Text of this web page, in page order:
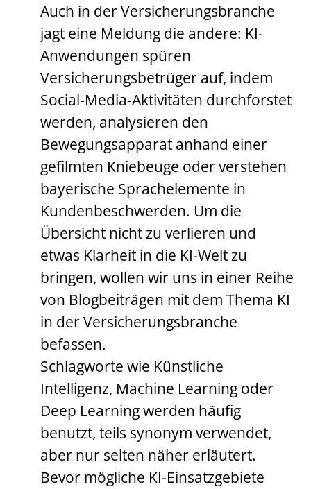
Auch in der Versicherungsbranche
jagt eine Meldung die andere: KI-
Anwendungen spüren
Versicherungsbetrüger auf, indem
Social-Media-Aktivitäten durchforstet
werden, analysieren den
Bewegungsapparat anhand einer
gefilmten Kniebeuge oder verstehen
bayerische Sprachelemente in
Kundenbeschwerden. Um die
Übersicht nicht zu verlieren und
etwas Klarheit in die KI-Welt zu
bringen, wollen wir uns in einer Reihe
von Blogbeiträgen mit dem Thema KI
in der Versicherungsbranche
befassen.
Schlagworte wie Künstliche
Intelligenz, Machine Learning oder
Deep Learning werden häufig
benutzt, teils synonym verwendet,
aber nur selten näher erläutert.
Bevor mögliche KI-Einsatzgebiete